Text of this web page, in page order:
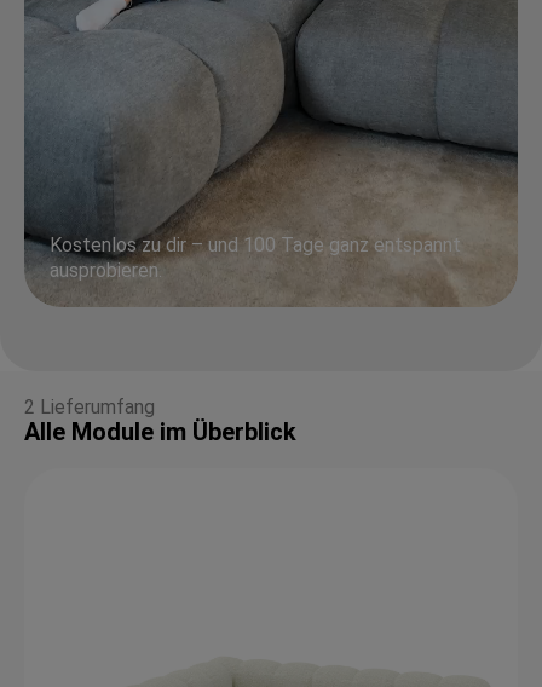
Kostenlos zu dir – und 100 Tage ganz entspannt
ausprobieren.
2 Lieferumfang
Alle Module im Überblick